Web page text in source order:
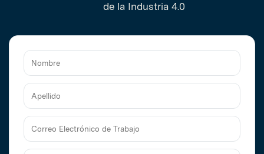
Nombre
Apellido
de la Industria 4.0